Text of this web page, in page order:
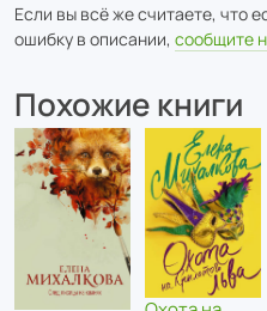
Если вы всё же считаете, что
ошибку в описании, сообщите
Похожие книги